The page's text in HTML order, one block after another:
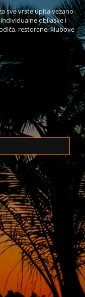
sve vrste upita vezano
obilaske i
restorane, klubove